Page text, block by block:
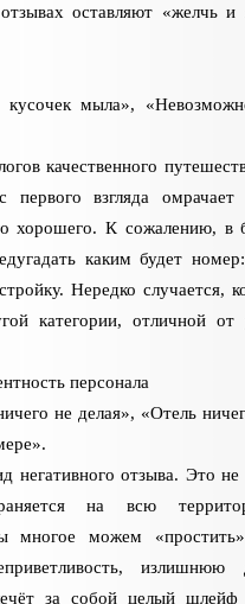
оставляют «желчь и
мыла»,
качественного
взгляда омрачает
хорошего. К сожалению, в
каким будет
Нередко случается,
категории, отличной от
персонала
не делая», «Отель
отзыва. Это не
на всю
многое можем «простить»
излишнюю
за собой целый шлейф